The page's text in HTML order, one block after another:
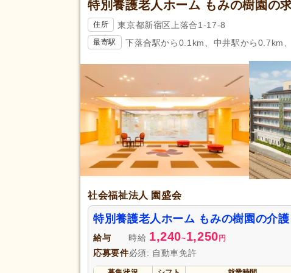
特別養護老人ホーム もみの樹園の
住所 東京都新宿区上落合1-17-8
最寄駅 下落合駅から0.1km、中井駅から0.7km
社会福祉法人 園盛会
特別養護老人ホーム もみの樹園の介
給与 時給 1,240~1,250 円
応募要件必須: 自動車免許